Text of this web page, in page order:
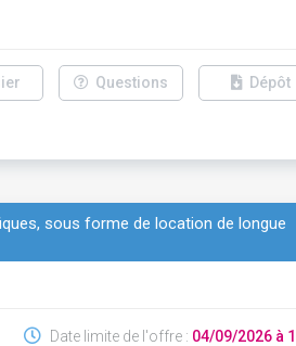
Questions Dépôt
sous forme de location de longue
Date limite de l'offre : 04/09/2026 à